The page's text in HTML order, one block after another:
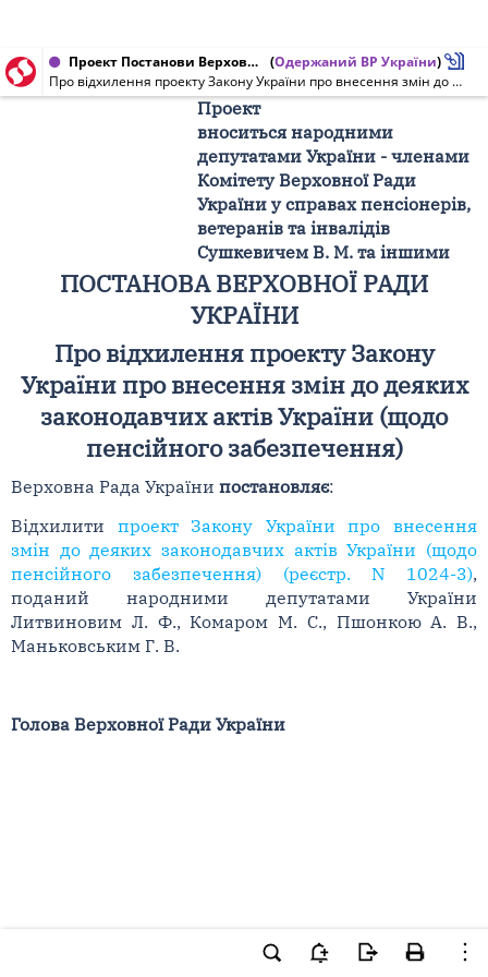
Проект Постанови Верховної Ради України від 17.03.2008 № 1024-3/П (Одержаний ВР України)
Про відхилення проекту Закону України про внесення змін до деяких законодавчих актів України (щодо пенсійного забезпечення)